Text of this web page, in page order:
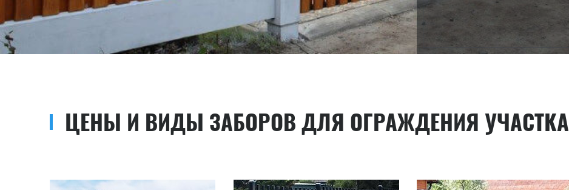
ЦЕНЫ И ВИДЫ ЗАБОРОВ ДЛЯ ОГРАЖДЕНИЯ УЧАСТКА